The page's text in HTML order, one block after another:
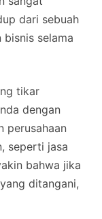
dari sebuah
bisnis selama
tikar
dengan
perusahaan
seperti jasa
bahwa jika
ditangani,